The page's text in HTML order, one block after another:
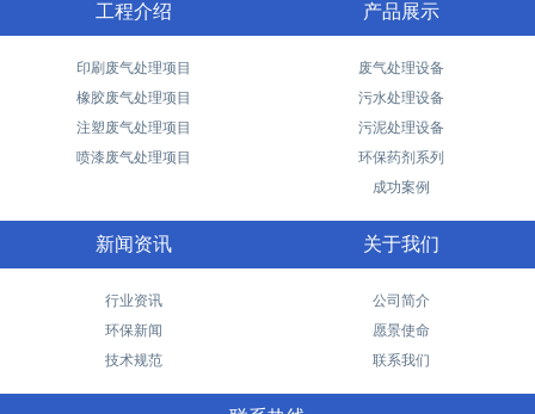
工程介绍
印刷废气处理项目
橡胶废气处理项目
注塑废气处理项目
喷漆废气处理项目
产品展示
废气处理设备
污水处理设备
污泥处理设备
环保药剂系列
成功案例
新闻资讯
行业资讯
环保新闻
技术规范
关于我们
公司简介
愿景使命
联系我们